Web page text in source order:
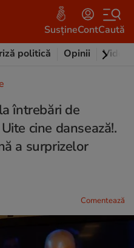
SusțineContCaută
politică Opinii Video
întrebări de
cine dansează!.
a surprizelor
Comentează